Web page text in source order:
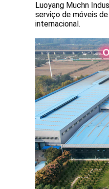
Luoyang Muchn
serviço de móveis
internacional.